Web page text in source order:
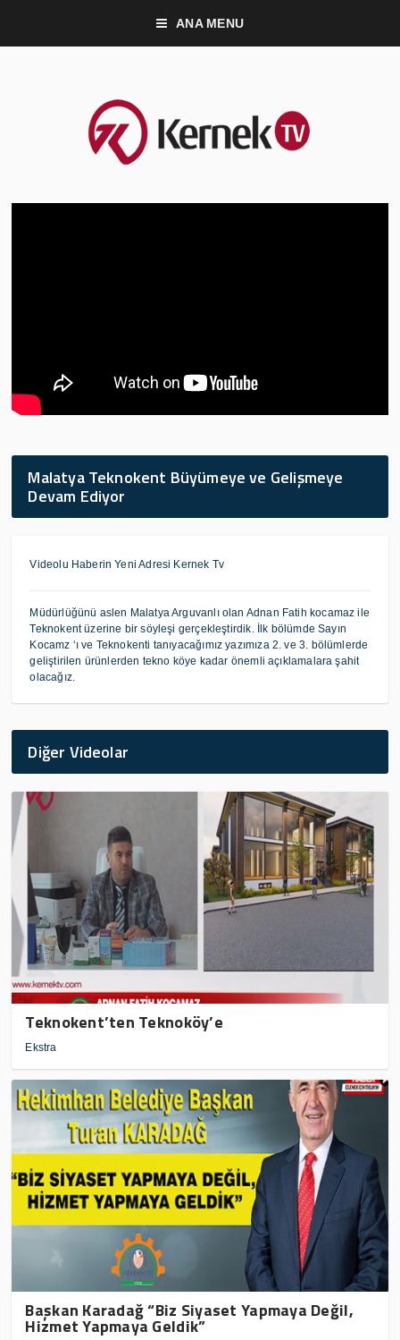
ANA MENU
Malatya Teknokent Büyümeye ve Gelişmeye
Devam Ediyor
Videolu Haberin Yeni Adresi Kernek Tv
Müdürlüğünü aslen Malatya Arguvanlı olan Adnan Fatih kocamaz ile
Teknokent üzerine bir söyleşi gerçekleştirdik. İlk bölümde Sayın
Kocamz ‘ı ve Teknokenti tanıyacağımız yazımıza 2. ve 3. bölümlerde
geliştirilen ürünlerden tekno köye kadar önemli açıklamalara şahit
olacağız.
Diğer Videolar
Teknokent’ten Teknoköy’e
Ekstra
Başkan Karadağ “Biz Siyaset Yapmaya Değil,
Hizmet Yapmaya Geldik”